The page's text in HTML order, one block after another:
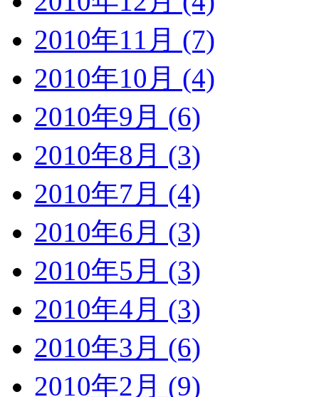
2010年11月 (7)
2010年10月 (4)
2010年9月 (6)
2010年8月 (3)
2010年7月 (4)
2010年6月 (3)
2010年5月 (3)
2010年4月 (3)
2010年3月 (6)
2010年2月 (9)